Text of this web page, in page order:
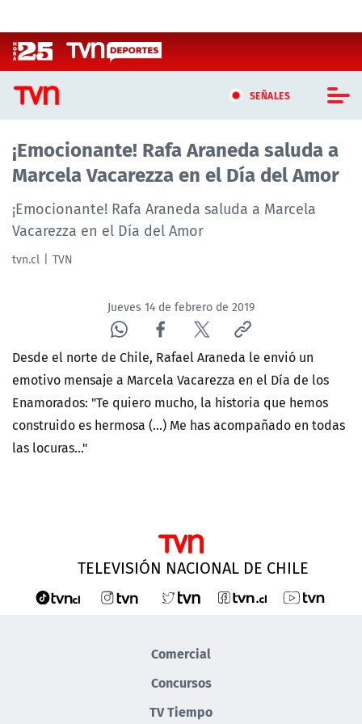
SEÑALES
CASTING MASTERCHEF CHILE
CASTING TVN VERTICAL
TVN VERTICAL
TVN PLAY
NTV
ACTUALIDAD Y TENDENCIAS
¡Emocionante! Rafa Araneda saluda a
Marcela Vacarezza en el Día del Amor
¡Emocionante! Rafa Araneda saluda a Marcela
Vacarezza en el Día del Amor
tvn.cl TVN
Jueves 14 de febrero de 2019
Desde el norte de Chile, Rafael Araneda le envió un
emotivo mensaje a Marcela Vacarezza en el Día de los
Enamorados: "Te quiero mucho, la historia que hemos
construido es hermosa (...) Me has acompañado en todas
las locuras..."
TELEVISIÓN NACIONAL DE CHILE
Comercial
Concursos
TV Tiempo